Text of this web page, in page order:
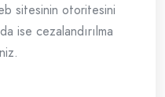
sitesinin otoritesini
ise cezalandırılma